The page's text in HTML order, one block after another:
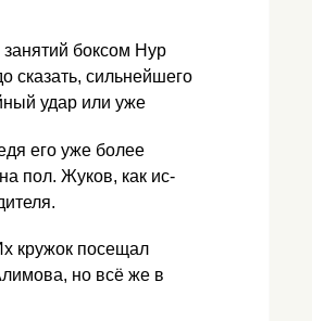
боксом Нур
сказать, сильней­шего
удар или уже
его уже более
пол. Жуков, как ис­
кружок посе­щал
но всё же в